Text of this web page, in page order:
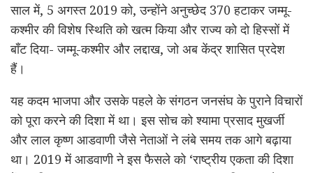
साल में, 5 अगस्त 2019 को, उन्होंने अनुच्छेद 370 हटाकर जम्मू-
कश्मीर की विशेष स्थिति को खत्म किया और राज्य को दो हिस्सों में
बाँट दिया- जम्मू-कश्मीर और लद्दाख, जो अब केंद्र शासित प्रदेश
हैं।
यह कदम भाजपा और उसके पहले के संगठन जनसंघ के पुराने विचारों
को पूरा करने की दिशा में था। इस सोच को श्यामा प्रसाद मुखर्जी
और लाल कृष्ण आडवाणी जैसे नेताओं ने लंबे समय तक आगे बढ़ाया
था। 2019 में आडवाणी ने इस फैसले को ‘राष्ट्रीय एकता की दिशा